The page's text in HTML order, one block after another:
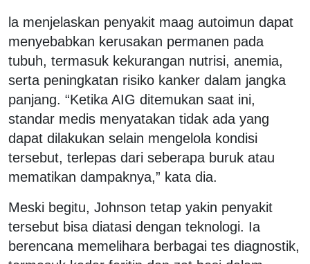
la menjelaskan penyakit maag autoimun dapat
menyebabkan kerusakan permanen pada
tubuh, termasuk kekurangan nutrisi, anemia,
serta peningkatan risiko kanker dalam jangka
panjang. “Ketika AIG ditemukan saat ini,
standar medis menyatakan tidak ada yang
dapat dilakukan selain mengelola kondisi
tersebut, terlepas dari seberapa buruk atau
mematikan dampaknya,” kata dia.
Meski begitu, Johnson tetap yakin penyakit
tersebut bisa diatasi dengan teknologi. Ia
berencana memelihara berbagai tes diagnostik,